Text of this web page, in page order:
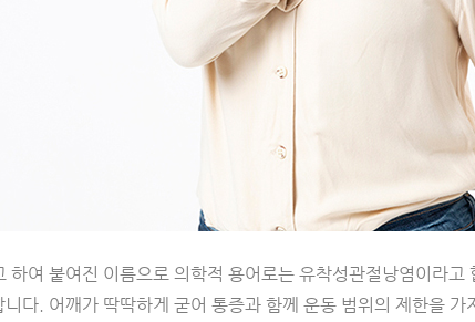
여 붙여진 이름으로 의학적 용어로는 유착성관절낭염이라
다. 어깨가 딱딱하게 굳어 통증과 함께 운동 범위의 제한을